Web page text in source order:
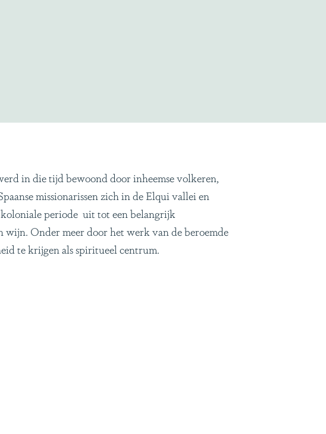
in die tijd bewoond door inheemse volkeren,
missionarissen zich in de Elqui vallei en
periode uit tot een belangrijk
Onder meer door het werk van de beroemde
te krijgen als spiritueel centrum.